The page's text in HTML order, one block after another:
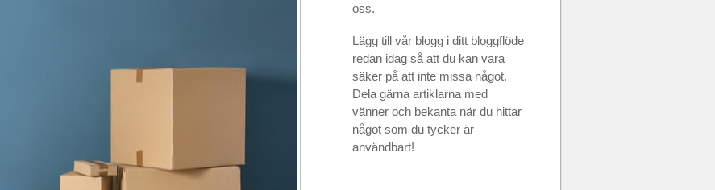
oss.
Lägg till vår blogg i ditt bloggflöde
redan idag så att du kan vara
säker på att inte missa något.
Dela gärna artiklarna med
vänner och bekanta när du hittar
något som du tycker är
användbart!